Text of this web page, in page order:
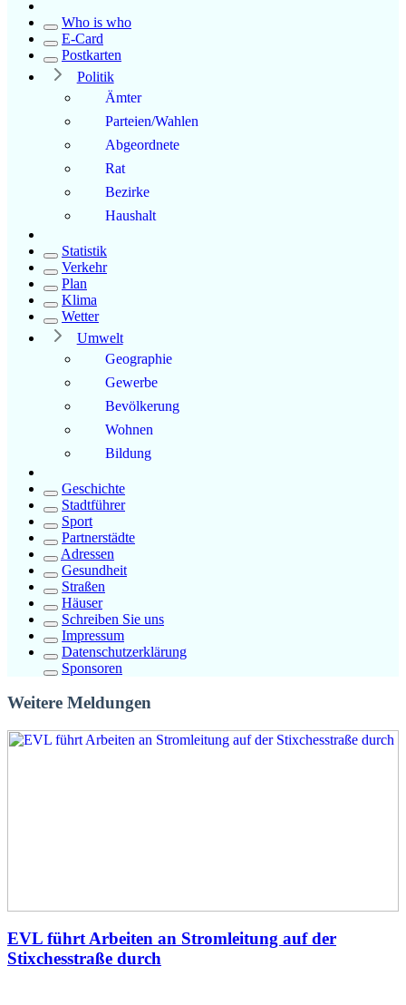
Who is who
E-Card
Postkarten
Politik
Ämter
Parteien/Wahlen
Abgeordnete
Rat
Bezirke
Haushalt
Statistik
Verkehr
Plan
Klima
Wetter
Umwelt
Geographie
Gewerbe
Bevölkerung
Wohnen
Bildung
Geschichte
Stadtführer
Sport
Partnerstädte
Adressen
Gesundheit
Straßen
Häuser
Schreiben Sie uns
Impressum
Datenschutzerklärung
Sponsoren
Weitere Meldungen
EVL führt Arbeiten an Stromleitung auf der
Stixchesstraße durch